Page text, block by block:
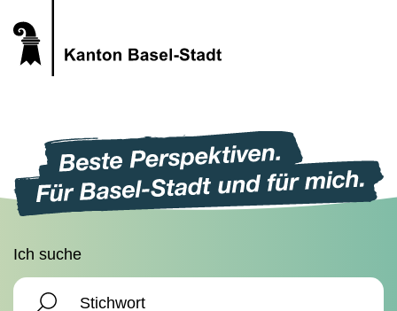
Ich suche